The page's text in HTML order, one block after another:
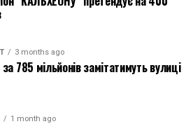
3 months ago
за 785 мільйонів замітатимуть вулиці
1 month ago